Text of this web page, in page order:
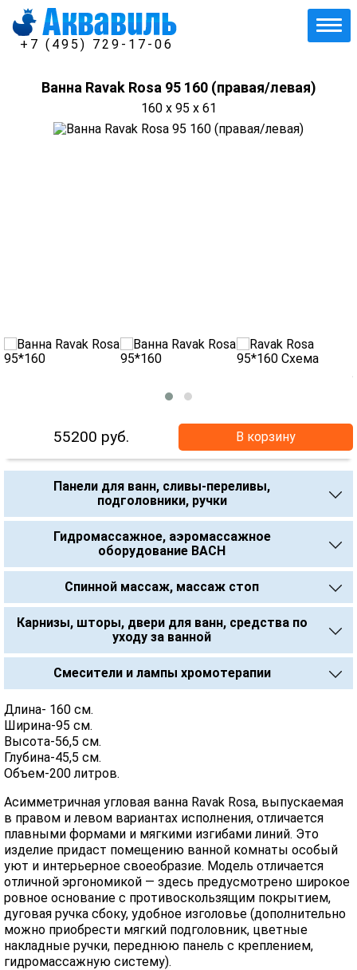
+7 (495) 729-17-06
Ванна Ravak Rosa 95 160 (правая/левая)
160 x 95 x 61
55200 руб. В корзину
Панели для ванн, сливы-переливы,
подголовники, ручки
Гидромассажное, аэромассажное
оборудование BACH
Спинной массаж, массаж стоп
Карнизы, шторы, двери для ванн, средства по
уходу за ванной
Смесители и лампы хромотерапии
Длина- 160 см.
Ширина-95 см.
Высота-56,5 см.
Глубина-45,5 см.
Объем-200 литров.
Асимметричная угловая ванна Ravak Rosa, выпускаемая
в правом и левом вариантах исполнения, отличается
плавными формами и мягкими изгибами линий. Это
изделие придаст помещению ванной комнаты особый
уют и интерьерное своеобразие. Модель отличается
отличной эргономикой — здесь предусмотрено широкое
ровное основание с противоскользящим покрытием,
дуговая ручка сбоку, удобное изголовье (дополнительно
можно приобрести мягкий подголовник, цветные
накладные ручки, переднюю панель с креплением,
гидромассажную систему).